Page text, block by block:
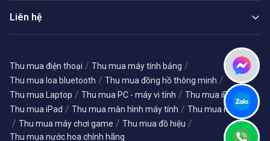
Liên hệ
Thu mua điện thoại / Thu mua máy tính bảng /
Thu mua loa bluetooth / Thu mua đồng hồ thông minh /
Thu mua Laptop / Thu mua PC - máy vi tính / Thu mua iPhone /
Thu mua iPad / Thu mua màn hình máy tính / Thu mua máy ảnh
/ Thu mua máy chơi game / Thu mua đồ hiệu /
Thu mua nước hoa chính hãng